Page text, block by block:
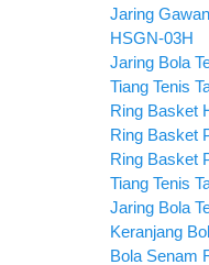
Jaring
HSGN-03H
Jaring Bola
Tiang Tenis
Ring Basket
Ring Basket
Ring Basket
Tiang Tenis
Jaring Bola
Keranjang
Bola Senam